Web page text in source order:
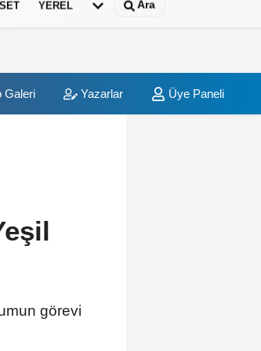
YEREL Ara
sahne oldu
Galeri Yazarlar Üye Paneli
görevi